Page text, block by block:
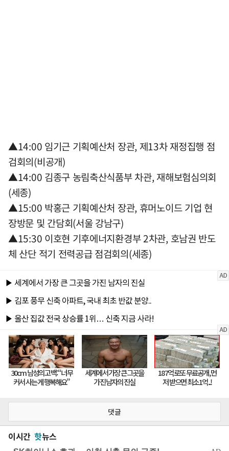
▲14:00 임기근 기획예산처 장관, 제13차 재정집행 점
검회의(비공개)
▲14:00 김종구 농림축산식품부 차관, 재해보험심의회
(세종)
▲15:00 박홍근 기획예산처 장관, 휴머노이드 기업 현
장방문 및 간담회(서울 강남구)
▲15:30 이호현 기후에너지환경부 2차관, 호남권 반도
체 산단 적기 전력공급 점검회의(세종)
댓글
이시간 핫뉴스